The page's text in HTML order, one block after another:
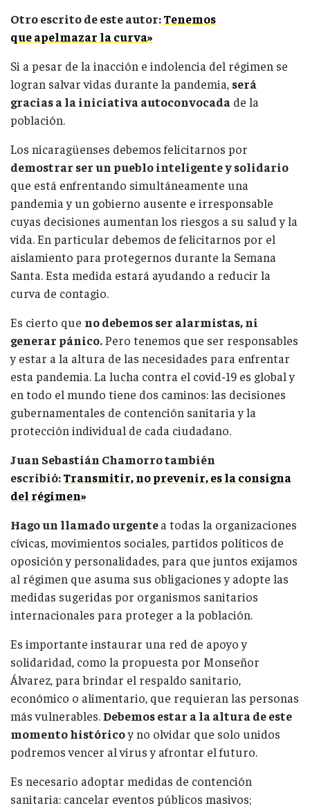
Otro escrito de este autor:Tenemos
que apelmazar la curva»
Si a pesar de la inacción e indolencia del régimen se
logran salvar vidas durante la pandemia, será
gracias a la iniciativa autoconvocada de la
población.
Los nicaragüenses debemos felicitarnos por
demostrar ser un pueblo inteligente y solidario
que está enfrentando simultáneamente una
pandemia y un gobierno ausente e irresponsable
cuyas decisiones aumentan los riesgos a su salud y la
vida. En particular debemos de felicitarnos por el
aislamiento para protegernos durante la Semana
Santa. Esta medida estará ayudando a reducir la
curva de contagio.
Es cierto que no debemos ser alarmistas, ni
generar pánico.Pero tenemos que ser responsables
y estar a la altura de las necesidades para enfrentar
esta pandemia. La lucha contra el covid-19 es global y
en todo el mundo tiene dos caminos: las decisiones
gubernamentales de contención sanitaria y la
protección individual de cada ciudadano.
Juan Sebastián Chamorro también
escribió:Transmitir, no prevenir, es la consigna
del régimen»
Hago un llamado urgentea todas la organizaciones
cívicas, movimientos sociales, partidos políticos de
oposición y personalidades, para que juntos exijamos
al régimen que asuma sus obligaciones y adopte las
medidas sugeridas por organismos sanitarios
internacionales para proteger a la población.
Es importante instaurar una red de apoyo y
solidaridad, como la propuesta por Monseñor
Álvarez, para brindar el respaldo sanitario,
económico o alimentario, que requieran las personas
más vulnerables.Debemos estar a la altura de este
momento históricoy no olvidar que solo unidos
podremos vencer al virus y afrontar el futuro.
Es necesario adoptar medidas de contención
sanitaria: cancelar eventos públicos masivos;